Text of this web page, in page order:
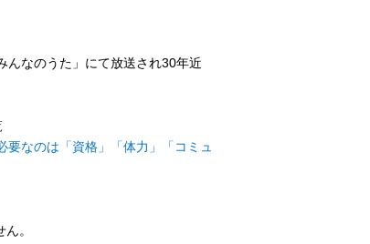
なのうた」にて放送され30年近
要なのは「資格」「体力」「コミュ
。